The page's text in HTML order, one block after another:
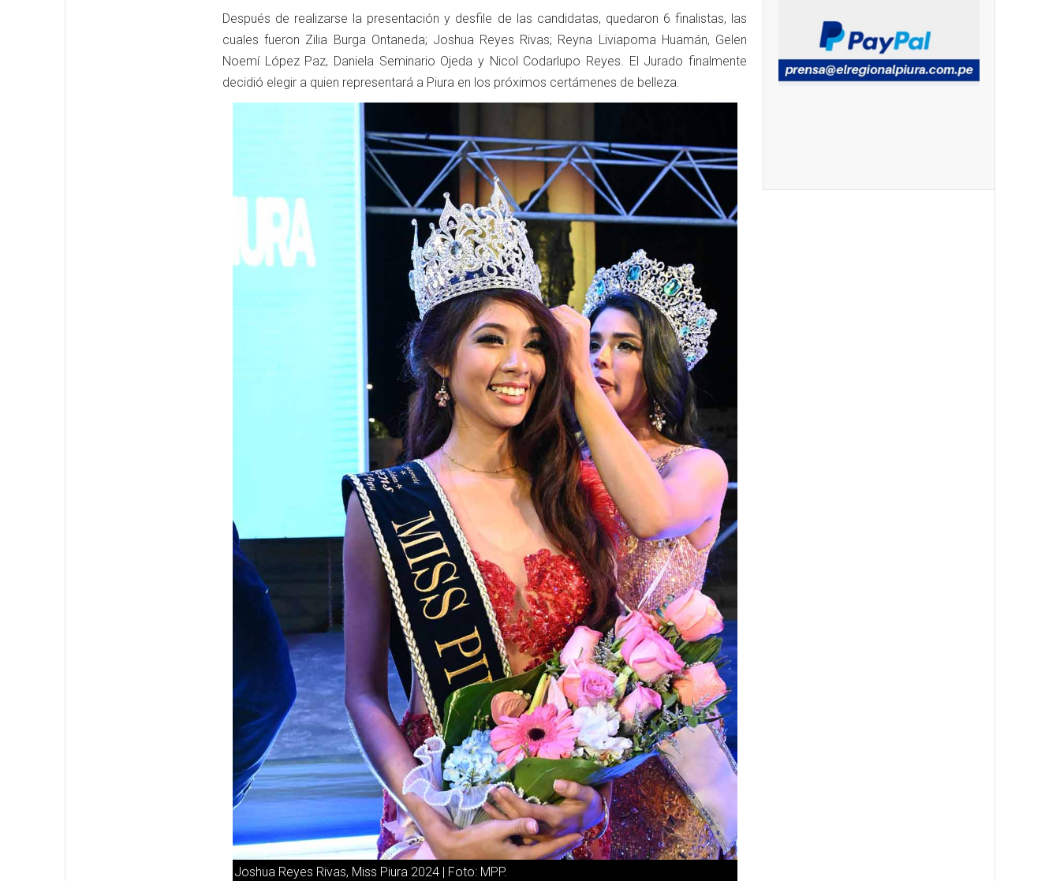
Después de realizarse la presentación y desfile de las candidatas, quedaron 6 finalistas, las
cuales fueron Zilia Burga Ontaneda; Joshua Reyes Rivas; Reyna Liviapoma Huamán, Gelen
Noemí López Paz, Daniela Seminario Ojeda y Nicol Codarlupo Reyes. El Jurado finalmente
decidió elegir a quien representará a Piura en los próximos certámenes de belleza.
Joshua Reyes Rivas, Miss Piura 2024 | Foto: MPP.